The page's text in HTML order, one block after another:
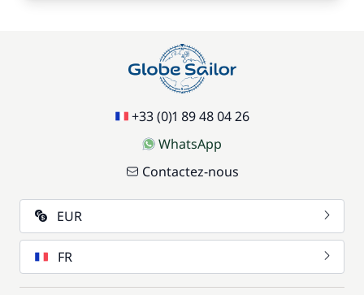
+33 (0)1 89 48 04 26
WhatsApp
Contactez-nous
EUR
FR